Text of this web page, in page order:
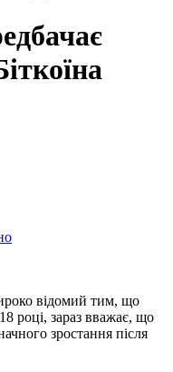
відомий тим, що
році, зараз вважає, що
зростання після